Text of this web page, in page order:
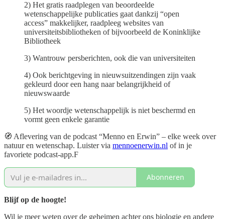
2) Het gratis raadplegen van beoordeelde
wetenschappelijke publicaties gaat dankzij “open
access” makkelijker, raadpleeg websites van
universiteitsbibliotheken of bijvoorbeeld de Koninklijke
Bibliotheek
3) Wantrouw persberichten, ook die van universiteiten
4) Ook berichtgeving in nieuwsuitzendingen zijn vaak
gekleurd door een hang naar belangrijkheid of
nieuwswaarde
5) Het woordje wetenschappelijk is niet beschermd en
vormt geen enkele garantie
🧭 Aflevering van de podcast “Menno en Erwin” – elke week over
natuur en wetenschap. Luister via mennoenerwin.nl of in je
favoriete podcast-app.F
Abonneren
Blijf op de hoogte!
Wil je meer weten over de geheimen achter ons biologie en andere